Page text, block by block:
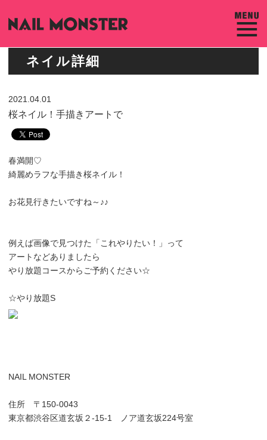
ネイル詳細
2021.04.01
桜ネイル！手描きアートで
春満開♡
綺麗めラフな手描き桜ネイル！
お花見行きたいですね～♪♪
例えば画像で見つけた「これやりたい！」って
アートなどありましたら
やり放題コースからご予約ください☆
☆やり放題S
NAIL MONSTER
住所 〒150-0043
東京都渋谷区道玄坂２-15-1 ノア道玄坂224号室